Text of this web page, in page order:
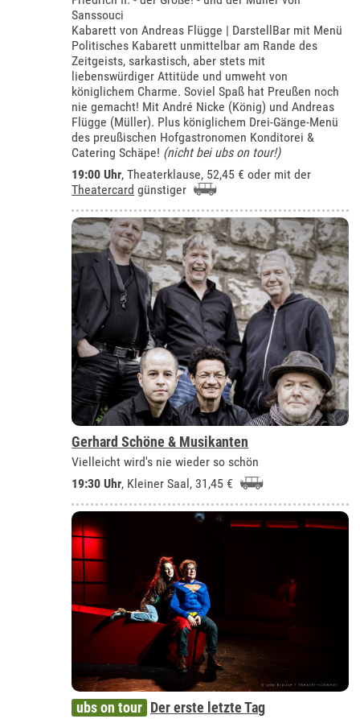
Sanssouci
Kabarett von Andreas Flügge | DarstellBar mit Menü
Politisches Kabarett unmittelbar am Rande des
Zeitgeists, sarkastisch, aber stets mit
liebenswürdiger Attitüde und umweht von
königlichem Charme. Soviel Spaß hat Preußen noch
nie gemacht! Mit André Nicke (König) und Andreas
Flügge (Müller). Plus königlichem Drei-Gänge-Menü
des preußischen Hofgastronomen Konditorei &
Catering Schäpe! (nicht bei ubs on tour!)
19:00 Uhr,Theaterklause, 52,45 € oder mit der
Theatercard günstiger
Gerhard Schöne & Musikanten
Vielleicht wird's nie wieder so schön
19:30 Uhr, Kleiner Saal, 31,45 €
ubs on tour Der erste letzte Tag